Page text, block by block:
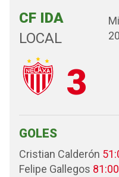
CF IDA
LOCAL
3
GOLES
Cristian Calderón
Felipe Gallegos 81:00